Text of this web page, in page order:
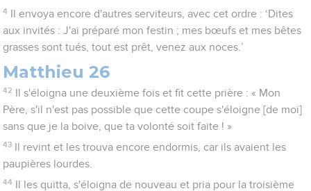
4
Il envoya encore d'autres serviteurs, avec cet ordre : ‘Dites
aux invités : J'ai préparé mon festin ; mes bœufs et mes bêtes
grasses sont tués, tout est prêt, venez aux noces.’
Matthieu 26
42
Il s'éloigna une deuxième fois et fit cette prière : « Mon
Père, s'il n'est pas possible que cette coupe s'éloigne [de moi]
sans que je la boive, que ta volonté soit faite ! »
43
Il revint et les trouva encore endormis, car ils avaient les
paupières lourdes.
44 Il les quitta, s'éloigna de nouveau et pria pour la troisième